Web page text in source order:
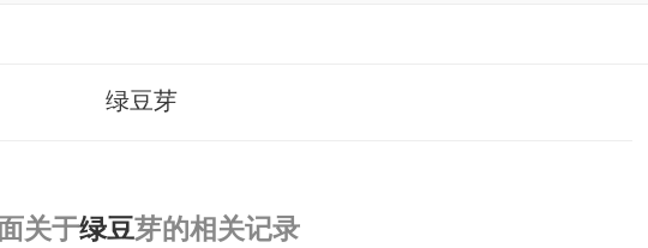
绿豆芽
关于绿豆芽的相关记录